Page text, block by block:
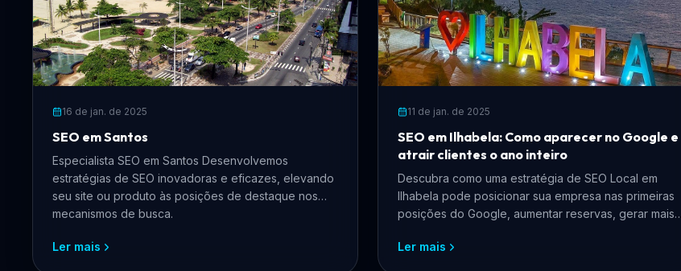
16 de jan. de 2025
SEO em Santos
Especialista SEO em Santos Desenvolvemos
estratégias de SEO inovadoras e eficazes, elevando
seu site ou produto às posições de destaque nos
mecanismos de busca.
Ler mais
11 de jan. de 2025
SEO em Ilhabela: Como aparecer no Google e
atrair clientes o ano inteiro
Descubra como uma estratégia de SEO Local em
Ilhabela pode posicionar sua empresa nas primeiras
posições do Google, aumentar reservas, gerar mais
Ler mais